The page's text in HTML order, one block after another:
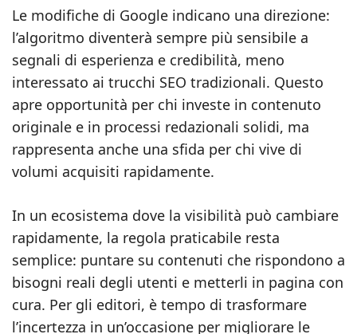
Le modifiche di Google indicano una direzione:
l’algoritmo diventerà sempre più sensibile a
segnali di esperienza e credibilità, meno
interessato ai trucchi SEO tradizionali. Questo
apre opportunità per chi investe in contenuto
originale e in processi redazionali solidi, ma
rappresenta anche una sfida per chi vive di
volumi acquisiti rapidamente.
In un ecosistema dove la visibilità può cambiare
rapidamente, la regola praticabile resta
semplice: puntare su contenuti che rispondono a
bisogni reali degli utenti e metterli in pagina con
cura. Per gli editori, è tempo di trasformare
l’incertezza in un’occasione per migliorare le